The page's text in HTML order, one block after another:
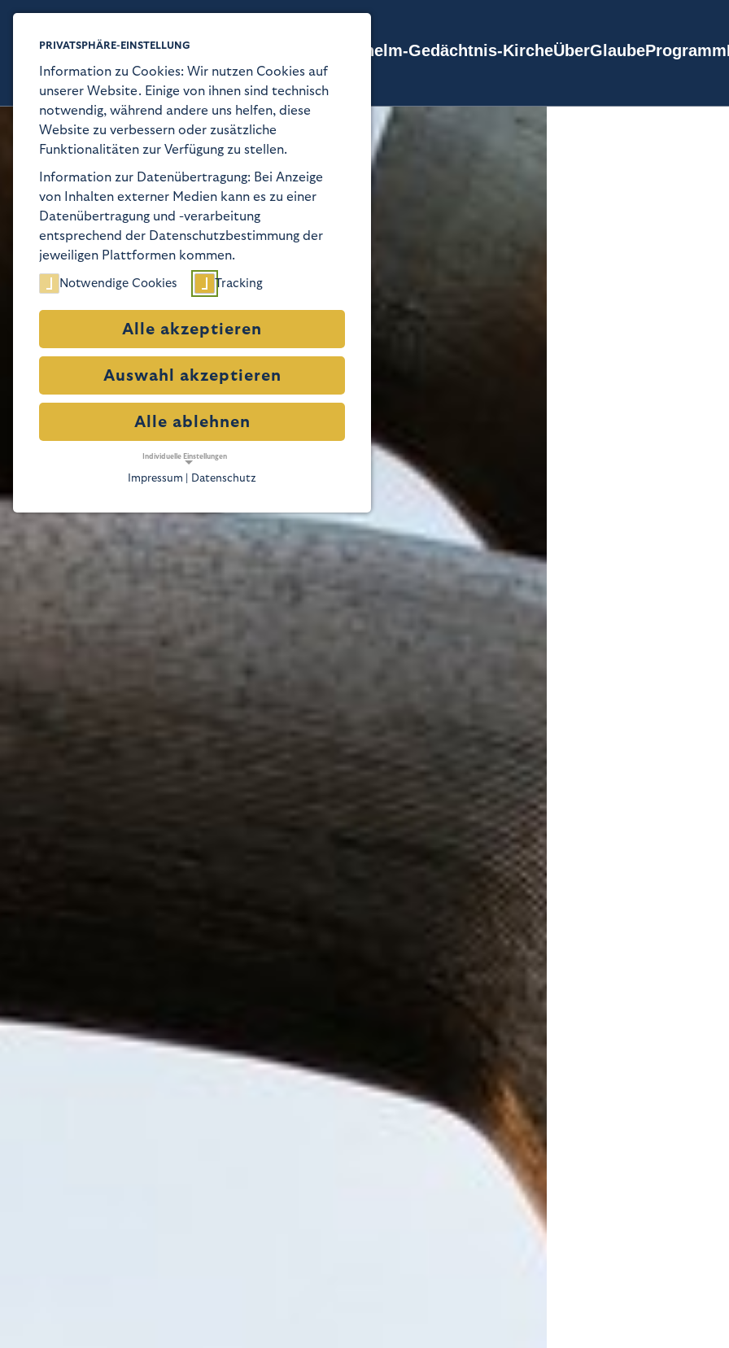
Kaiser-Wilhelm-Gedächtnis-KircheÜberGlaubeProgramm
PRIVATSPHÄRE-EINSTELLUNG
Information zu Cookies: Wir nutzen Cookies auf
unserer Website. Einige von ihnen sind technisch
notwendig, während andere uns helfen, diese
Website zu verbessern oder zusätzliche
Funktionalitäten zur Verfügung zu stellen.
Information zur Datenübertragung: Bei Anzeige
von Inhalten externer Medien kann es zu einer
Datenübertragung und -verarbeitung
entsprechend der Datenschutzbestimmung der
jeweiligen Plattformen kommen.
Notwendige Cookies Tracking
Alle akzeptieren
Alle ablehnen
Auswahl akzeptieren
Individuelle Einstellungen
Funktionen und sind für die einwandfreie
Funktion der Website erforderlich.
anonym. Diese Informationen helfen uns zu
Impressum | Datenschutz